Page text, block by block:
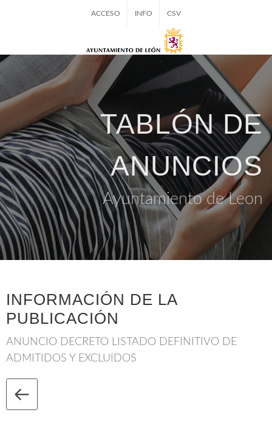
ACCESO INFO CSV
TABLÓN DE
ANUNCIOS
Ayuntamiento de Leon
INFORMACIÓN DE LA
PUBLICACIÓN
ANUNCIO DECRETO LISTADO DEFINITIVO DE
ADMITIDOS Y EXCLUIDOS